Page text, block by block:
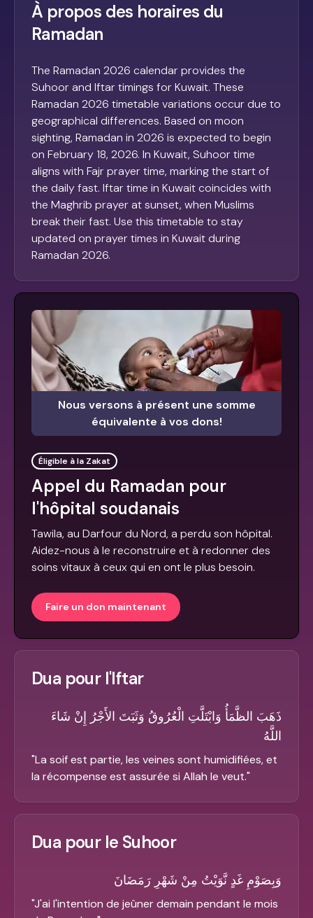
À propos des horaires du
Ramadan
The Ramadan 2026 calendar provides the
Suhoor and Iftar timings for Kuwait. These
Ramadan 2026 timetable variations occur due to
geographical differences. Based on moon
sighting, Ramadan in 2026 is expected to begin
on February 18, 2026. In Kuwait, Suhoor time
aligns with Fajr prayer time, marking the start of
the daily fast. Iftar time in Kuwait coincides with
the Maghrib prayer at sunset, when Muslims
break their fast. Use this timetable to stay
updated on prayer times in Kuwait during
Ramadan 2026.
Nous versons à présent une somme
équivalente à vos dons!
Éligible à la Zakat
Appel du Ramadan pour
l'hôpital soudanais
Tawila, au Darfour du Nord, a perdu son hôpital.
Aidez-nous à le reconstruire et à redonner des
soins vitaux à ceux qui en ont le plus besoin.
Faire un don maintenant
Dua pour l'Iftar
ذَهَبَ الظَّمَأُ وَابْتَلَّتِ الْعُرُوقُ وَثَبَتَ الأَجْرُ إِنْ شَاءَ
اللَّهُ
"La soif est partie, les veines sont humidifiées, et
la récompense est assurée si Allah le veut."
Dua pour le Suhoor
وَبِصَوْمِ غَدٍ نَّوَيْتُ مِنْ شَهْرِ رَمَضَانَ
"J'ai l'intention de jeûner demain pendant le mois